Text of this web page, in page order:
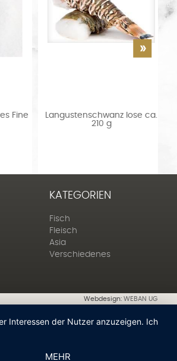
lose ca.
Pancetta (gerollt-
ca. 100 g
KATEGORIEN
Fisch
Fleisch
Asia
Verschiedenes
Webdesign: WEBAN UG
Interessen der Nutzer anzuzeigen. Ich
MEHR